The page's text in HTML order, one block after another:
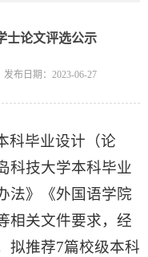
士论文评选公示
发布日期：2023-06-27
科毕业设计（论
科技大学本科毕业
法》《外国语学院
相关文件要求，经
拟推荐7篇校级本科